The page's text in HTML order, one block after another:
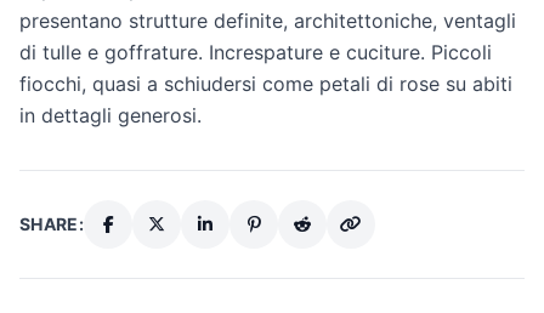
presentano strutture definite, architettoniche, ventagli
di tulle e goffrature. Increspature e cuciture. Piccoli
fiocchi, quasi a schiudersi come petali di rose su abiti
in dettagli generosi.
SHARE: